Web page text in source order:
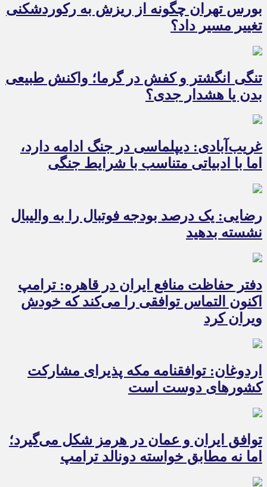
بورس تهران چگونه از ریزش به رکوردشکنی
تغییر مسیر داد؟
تنگی انگشتر و کفش در گرما؛ واکنش طبیعی
بدن یا هشدار جدی؟
غریب‌آبادی: دیپلماسی در جنگ ادامه دارد،
اما با ادبیاتی متناسب با شرایط جنگی
رضایی: یک درصد بودجه فوتبال را به والیبال
نشسته بدهید
دفتر حفاظت منافع ایران در قاهره: ترامپ
اکنون التماس توافقی را می‌کند که خودش
ویران کرد
اردوغان: توافقنامه مکه پذیرای مشارکت
کشورهای دوست است
توافق ایران و عمان در هرمز شکل می‌گیرد؛
اما نه مطابق خواسته دونالد ترامپ